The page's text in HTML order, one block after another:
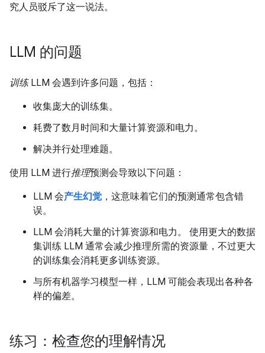
究人员驳斥了这一说法。
LLM 的问题
训练LLM 会遇到许多问题，包括：
收集庞大的训练集。
耗费了数月时间和大量计算资源和电力。
解决并行处理难题。
使用 LLM 进行推理预测会导致以下问题：
LLM 会产生幻觉 ，这意味着它们的预测通常包含错
误。
LLM 会消耗大量的计算资源和电力。 使用更大的数据
集训练 LLM 通常会减少推理所需的资源量，不过更大
的训练集会消耗更多训练资源。
与所有机器学习模型一样，LLM 可能会表现出各种各
样的偏差。
练习：检查您的理解情况